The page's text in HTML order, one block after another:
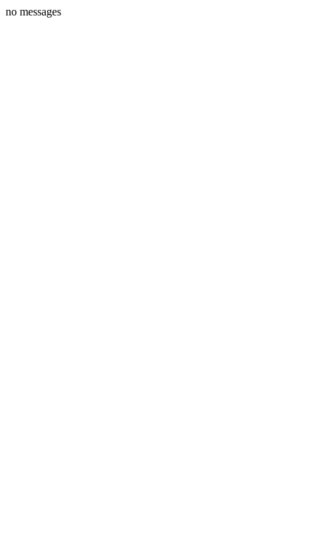
no messages